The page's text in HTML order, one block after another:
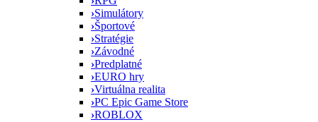
›Simulátory
›Športové
›Stratégie
›Závodné
›Predplatné
›EURO hry
›Virtuálna realita
›PC Epic Game Store
›ROBLOX